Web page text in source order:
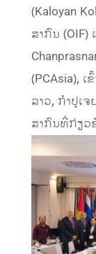
(Kaloyan
ສາກົນ (OIF)
(PCAsia),
ລາວ, ກໍາປູເ
ສາກົນທີ່ກ່ຽວ